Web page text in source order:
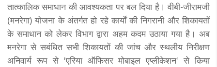
तात्कालिक समाधान की आवश्यकता पर बल दिया है। वीबी-जीरामजी
(मनरेगा) योजना के अंतर्गत हो रहे कार्यों की निगरानी और शिकायतों
के समाधान को लेकर विभाग द्वारा अहम कदम उठाया गया है। अब
मनरेगा से सबंधित सभी शिकायतों की जांच और स्थलीय निरीक्षण
अनिवार्य रूप से 'एरिया ऑफिसर मोबाइल एप्लीकेशन' से किया